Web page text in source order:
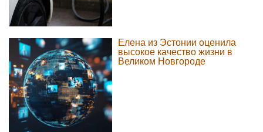
Елена из Эстонии оценила
высокое качество жизни в
Великом Новгороде